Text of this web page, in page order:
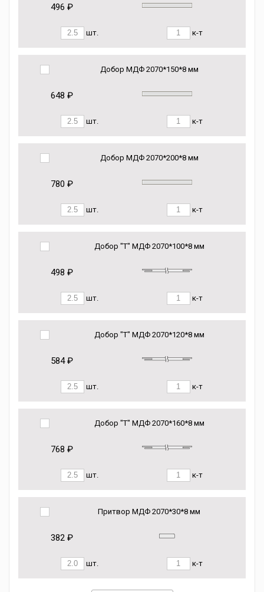
496 ₽
шт. к-т
Добор МДФ 2070*150*8 мм
648 ₽
шт. к-т
Добор МДФ 2070*200*8 мм
780 ₽
шт. к-т
Добор "Т" МДФ 2070*100*8 мм
498 ₽
шт. к-т
Добор "Т" МДФ 2070*120*8 мм
584 ₽
шт. к-т
Добор "Т" МДФ 2070*160*8 мм
768 ₽
шт. к-т
Притвор МДФ 2070*30*8 мм
382 ₽
шт. к-т